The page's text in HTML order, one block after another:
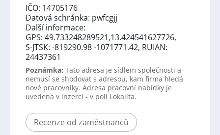
IČO: 14705176
Datová schránka: pwfcgjj
Další informace:
GPS: 49.733248289521,13.424541627726,
S-JTSK: -819290.98 -1071771.42, RUIAN:
24437361
Poznámka: Tato adresa je sídlem společnosti a
nemusí se shodovat s adresou, kam firma hledá
nové pracovníky. Adresa pracovní nabídky je
uvedena v inzerci - v poli Lokalita.
Recenze od zaměstnanců